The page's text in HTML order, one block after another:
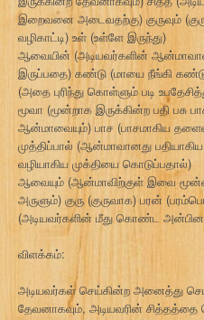
இறைவனை அடைவதற்கு) குருவும்
வழிகாட்டி) உள் (உள்ளே இருந்து)
ஆவையின் (அடியவர்களின்
இருப்பதை) கண்டு (மாயை நீங்கி
(அதை புரிந்து கொள்ளும் படி
மூவா (மூன்றாக இருக்கின்ற பதி பசு
ஆன்மாவையும்) பாச (பாசமாகிய
முத்திப்பால் (ஆன்மாவானது
வழியாகிய முக்தியை கொடுப்பதால்)
ஆவையும் (ஆன்மாவிற்குள் இவை
அருளும்) குரு (குருவாக) பரன்
(அடியவர்களின் மீது கொண்ட
விளக்கம்:
அடியவர்கள் செய்கின்ற அனைத்து
தேவனாகவும், அடியவரின் சித்தத்தை